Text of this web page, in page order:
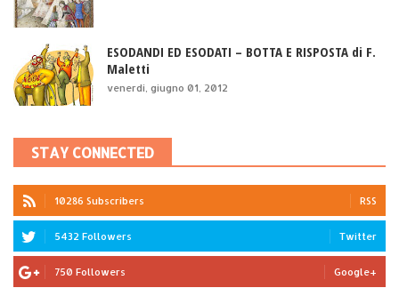
ESODANDI ED ESODATI – BOTTA E RISPOSTA di F.
Maletti
venerdì, giugno 01, 2012
STAY CONNECTED
10286 Subscribers RSS
5432 Followers Twitter
750 Followers Google+